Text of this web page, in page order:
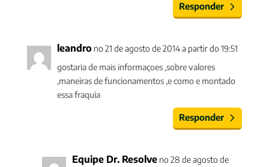
Responder
leandro no 21 de agosto de 2014 a partir do 19:51
gostaria de mais informaçoes ,sobre valores
,maneiras de funcionamentos ,e como e montado
essa fraquia
Responder
Equipe Dr. Resolve no 28 de agosto de